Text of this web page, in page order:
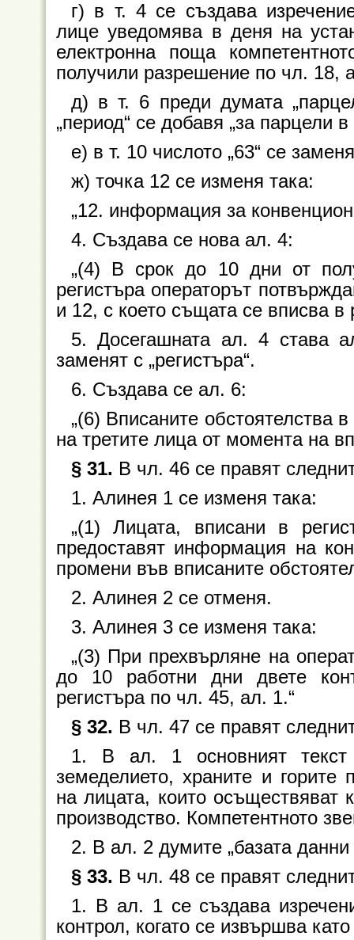
г) в т. 4 се създава
лице уведомява в деня на
електронна поща
получили разрешение по чл.
д) в т. 6 преди думата
„период“ се добавя „за парцели
е) в т. 10 числото „63“ се
ж) точка 12 се изменя така:
„12. информация за
4. Създава се нова ал. 4:
„(4) В срок до 10 дни от
регистъра операторът
и 12, с което същата се вписва в
5. Досегашната ал. 4 става
заменят с „регистъра“.
6. Създава се ал. 6:
„(6) Вписаните обстоятелства
на третите лица от момента на
§ 31. В чл. 46 се правят
1. Алинея 1 се изменя така:
„(1) Лицата, вписани в
предоставят информация на
промени във вписаните
2. Алинея 2 се отменя.
3. Алинея 3 се изменя така:
„(3) При прехвърляне на
до 10 работни дни двете
регистъра по чл. 45, ал. 1.“
§ 32. В чл. 47 се правят
1. В ал. 1 основният текст
земеделието, храните и горите
на лицата, които осъществяват
производство. Компетентното
2. В ал. 2 думите „базата данни
§ 33. В чл. 48 се правят
1. В ал. 1 се създава
контрол, когато се извършва